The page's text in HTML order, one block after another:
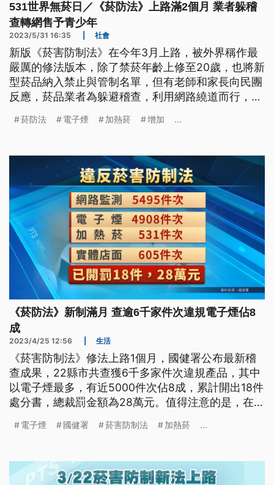
531世界無菸日／《菸防法》上路滿2個月 業者躲稽
查轉網售予青少年
2023/5/31 16:35 社會
新版《菸害防制法》在今年3月上路，被外界稱作最
嚴厲的修法版本，除了禁菸年齡上修至20歲，也將新
型菸品納入禁止與管制名單，但有老師和家長向民團
反應，菸品業者為躲避稽查，利用網路繞道而行，繼
流通的加熱菸有高達80%來自黑市。台灣要邁向無菸
菸防法 電子煙 加熱菸 增加 ...
《菸防法》新制滿月 查逾6千家件次違規電子煙佔8
成
2023/4/25 12:56 生活
《菸害防制法》修法上路1個月，國健署公布最新稽
查成果，22縣市共查獲6千多家件次違規產品，其中
以電子煙最多，有近5000件次佔8成，累計開出18件
處分書，總裁罰金額為28萬元。值得注意的是，在
41件。
電子煙 國健署 菸害防制法 加熱菸 ...